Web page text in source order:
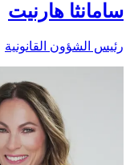
سامانثا هارنيت
رئيس الشؤون القانونية